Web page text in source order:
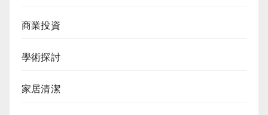
商業投資
學術探討
家居清潔